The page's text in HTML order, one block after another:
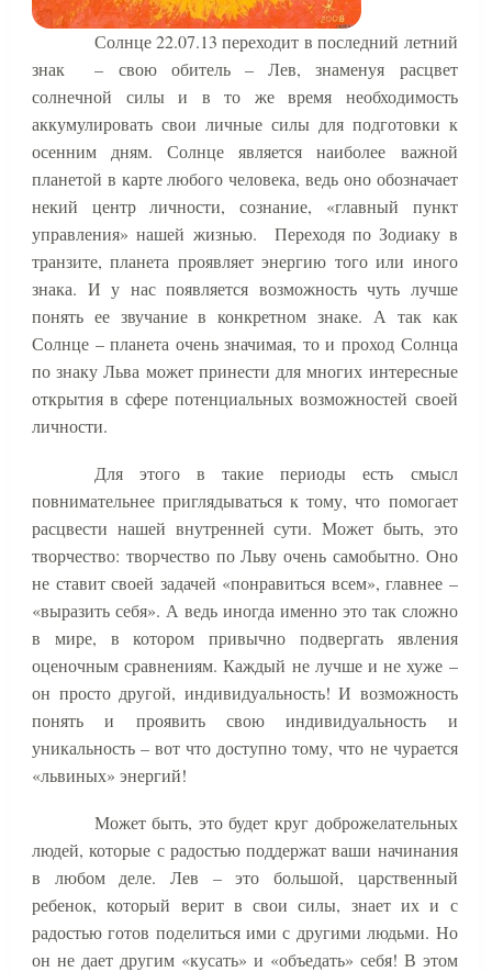
Солнце 22.07.13 переходит в последний летний
знак
– свою обитель – Лев, знаменуя расцвет
солнечной силы и в то же время необходимость
аккумулировать свои личные силы для подготовки к
осенним дням. Солнце является наиболее важной
планетой в карте любого человека, ведь оно обозначает
некий центр личности, сознание, «главный пункт
управления» нашей жизнью.
Переходя по Зодиаку в
транзите, планета проявляет энергию того или иного
знака. И у нас появляется возможность чуть лучше
понять ее звучание в конкретном знаке. А так как
Солнце – планета очень значимая, то и проход Солнца
по знаку Льва может принести для многих интересные
открытия в сфере потенциальных возможностей своей
личности.
Для этого в такие периоды есть смысл
повнимательнее приглядываться к тому, что помогает
расцвести нашей внутренней сути. Может быть, это
творчество: творчество по Льву очень самобытно. Оно
не ставит своей задачей «понравиться всем», главнее –
«выразить себя». А ведь иногда именно это так сложно
в мире, в котором привычно подвергать явления
оценочным сравнениям. Каждый не лучше и не хуже –
он просто другой, индивидуальность! И возможность
понять и проявить свою индивидуальность и
уникальность – вот что доступно тому, что не чурается
«львиных» энергий!
Может быть, это будет круг доброжелательных
людей, которые с радостью поддержат ваши начинания
в любом деле. Лев – это большой, царственный
ребенок, который верит в свои силы, знает их и с
радостью готов поделиться ими с другими людьми. Но
он не дает другим «кусать» и «объедать» себя! В этом